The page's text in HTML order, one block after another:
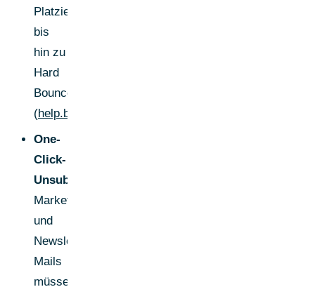
Platzierungen
bis
hin zu
Hard
Bounces.
(help.blueshift.com
One-
Click-
Unsubscribe:
Marketing-
und
Newsletter-
Mails
müssen